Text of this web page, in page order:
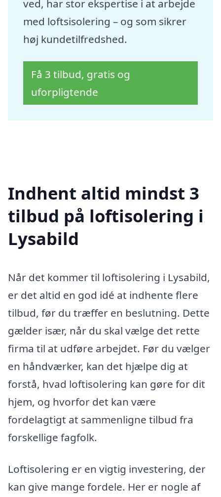
ved, har stor ekspertise i at arbejde
med loftsisolering – og som sikrer
høj kundetilfredshed.
Få 3 tilbud, gratis og
uforpligtende
Indhent altid mindst 3
tilbud på loftisolering i
Lysabild
Når det kommer til loftisolering i Lysabild,
er det altid en god idé at indhente flere
tilbud, før du træffer en beslutning. Dette
gælder især, når du skal vælge det rette
firma til at udføre arbejdet. Før du vælger
en håndværker, kan det hjælpe dig at
forstå, hvad loftisolering kan gøre for dit
hjem, og hvorfor det kan være
fordelagtigt at sammenligne tilbud fra
forskellige fagfolk.
Loftisolering er en vigtig investering, der
kan give mange fordele. Her er nogle af